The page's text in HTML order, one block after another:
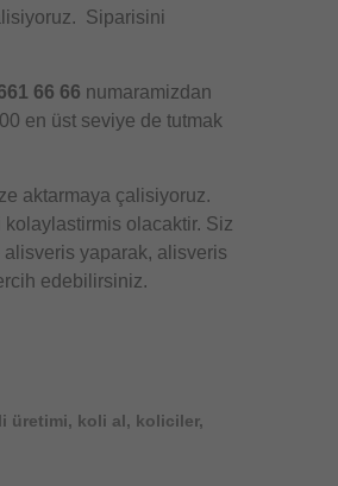
Siparisini
66 66 numaramizdan
en üst seviye de tutmak
aktarmaya çalisiyoruz.
olacaktir. Siz
yaparak, alisveris
edebilirsiniz.
üretimi, koli al, koliciler,